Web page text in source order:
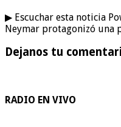
▶ Escuchar esta noticia
Neymar protagonizó una
Dejanos tu
RADIO EN VIVO